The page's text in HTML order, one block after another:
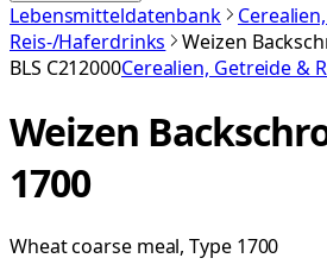
Lebensmitteldatenbank
Reis-/Haferdrinks
Weizen
BLS C212000Cerealien, Getreide &
Weizen
1700
Wheat coarse meal, Type 1700